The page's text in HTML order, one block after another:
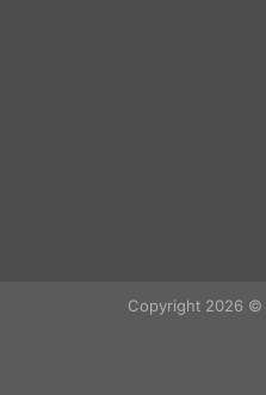
Copyright 2026 ©